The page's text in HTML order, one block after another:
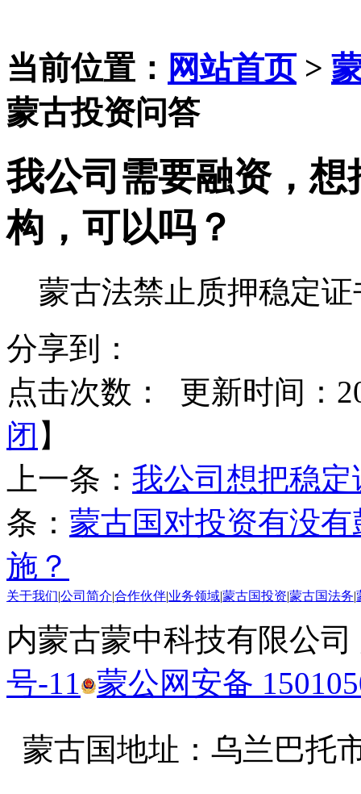
当前位置： 网站首页>
蒙古投资问答
我公司需要融资，
构，可以吗？
蒙古法禁止质押稳定证
分享到：
点击次数：
更新时间：
闭 】
上一条： 我公司想把稳
条： 蒙古国对投资有没
施？
关于我们 公司简介 合作伙伴 业务领域 蒙古国投资 蒙古国法务
内蒙古蒙中科技有限公
号-11 蒙公网安备
蒙古国地址： 乌兰巴托